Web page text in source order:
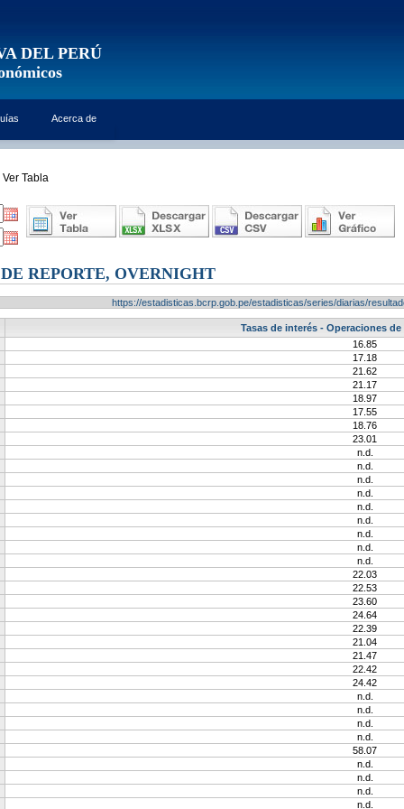
DEL PERÚ
Acerca de
Ver Tabla
REPORTE, OVERNIGHT
https://estadisticas.bcrp.gob.pe/estadisticas/series/diarias/
Tasas de interés - Operaciones
16.85
17.18
21.62
21.17
18.97
17.55
18.76
23.01
n.d.
n.d.
n.d.
n.d.
n.d.
n.d.
n.d.
n.d.
n.d.
22.03
22.53
23.60
24.64
22.39
21.04
21.47
22.42
24.42
n.d.
n.d.
n.d.
n.d.
58.07
n.d.
n.d.
n.d.
n.d.